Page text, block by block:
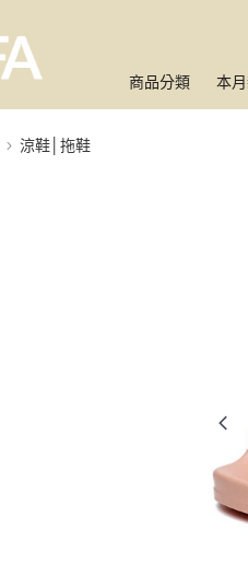
商品分類 本
涼鞋│拖鞋